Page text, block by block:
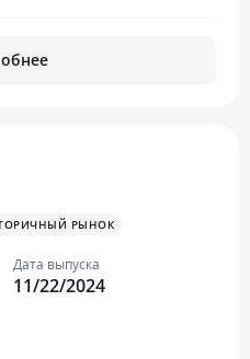
РЫНОК
Дата выпуска
11/22/2024